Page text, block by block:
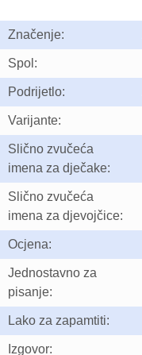
Značenje:
Spol:
Podrijetlo:
Varijante:
Slično zvučeća
imena za dječake:
Slično zvučeća
imena za djevojčice:
Ocjena:
Jednostavno za
pisanje:
Lako za zapamtiti:
Izgovor: